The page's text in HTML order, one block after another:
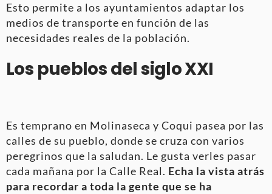
Esto permite a los ayuntamientos adaptar los
medios de transporte en función de las
necesidades reales de la población.
Los pueblos del siglo XXI
Es temprano en Molinaseca y Coqui pasea por las
calles de su pueblo, donde se cruza con varios
peregrinos que la saludan. Le gusta verles pasar
cada mañana por la Calle Real. Echa la vista atrás
para recordar a toda la gente que se ha